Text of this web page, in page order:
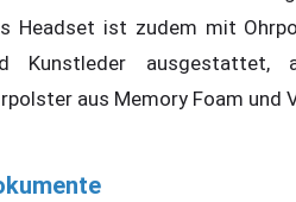
Headset ist zudem mit
Kunstleder
aus Memory Foam und